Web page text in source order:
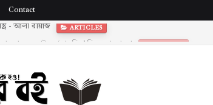
Contact
আখতারের ছোটগল্প ‘মানচিত্র’ নিয়ে আলোচনা